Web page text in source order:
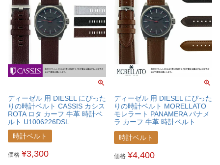
ディーゼル 用 DIESEL にぴった
りの時計ベルト CASSIS カシス
ROTA ロタ カーフ 牛革 時計ベ
ルト U1006226DSL
時計ベルト
価格 ¥3,300
ディーゼル 用 DIESEL にぴった
りの時計ベルト MORELLATO
モレラート PANAMERA パナメ
ラ カーフ 牛革 時計ベルト
X4938C22DSL
時計ベルト
価格 ¥4,400